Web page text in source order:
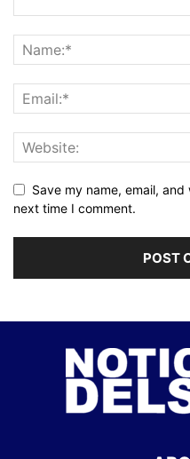
Save my name, email,
next time I comment.